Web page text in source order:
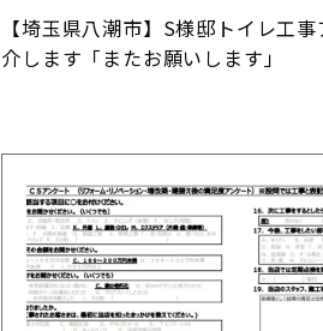
【埼玉県八潮市】S様邸トイレ工
介します「またお願いします」